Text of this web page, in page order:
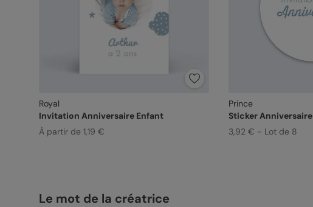
Royal
Invitation Anniversaire Enfant
À partir de 1,19 €
Prince
Sticker Anniversaire
3,92 € - Lot de 8
Le mot de la créatrice